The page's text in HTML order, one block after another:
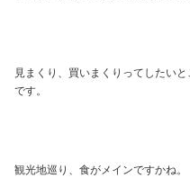
見まくり、買いまくりってしたい
です。
観光地巡り、食がメインですかね。